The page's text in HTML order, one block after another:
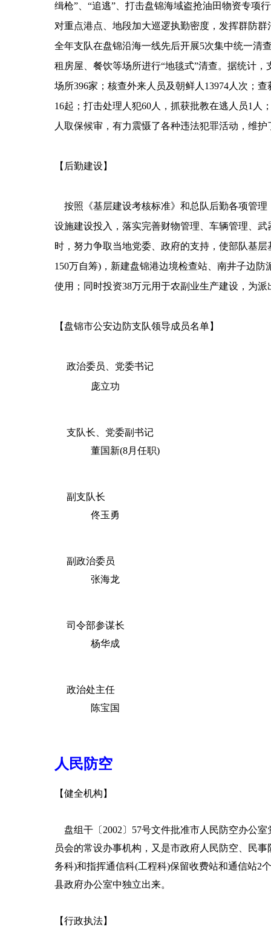
缉枪”、“追逃”、打击盘锦海域盗抢油田物资专项
对重点港点、地段加大巡逻执勤密度，发挥群防
全年支队在盘锦沿海一线先后开展5次集中统一清
租房屋、餐饮等场所进行“地毯式”清查。据统计
场所396家；核查外来人员及朝鲜人13974人次；
16起；打击处理人犯60人，抓获批教在逃人员1人
人取保候审，有力震慑了各种违法犯罪活动，维
【后勤建设】
按照《基层建设考核标准》和总队后勤各项管理
设施建设投入，落实完善财物管理、车辆管理、
时，努力争取当地党委、政府的支持，使部队基
150万自筹)，新建盘锦港边境检查站、南井子边
使用；同时投资38万元用于农副业生产建设
【盘锦市公安边防支队领导成员名单】
政治委员、党委书记
庞立功
支队长、党委副书记
董国新(8月任职)
副支队长
佟玉勇
副政治委员
张海龙
司令部参谋长
杨华成
政治处主任
陈宝国
人民防空
【健全机构】
盘组干〔2002〕57号文件批准市人民防空办公
员会的常设办事机构，又是市政府人民防空、民
务科)和指挥通信科(工程科)保留收费站和通信站2
县政府办公室中独立出来。
【行政执法】